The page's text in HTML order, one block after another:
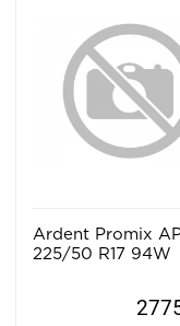
Ardent Promix
225/50 R17 94W